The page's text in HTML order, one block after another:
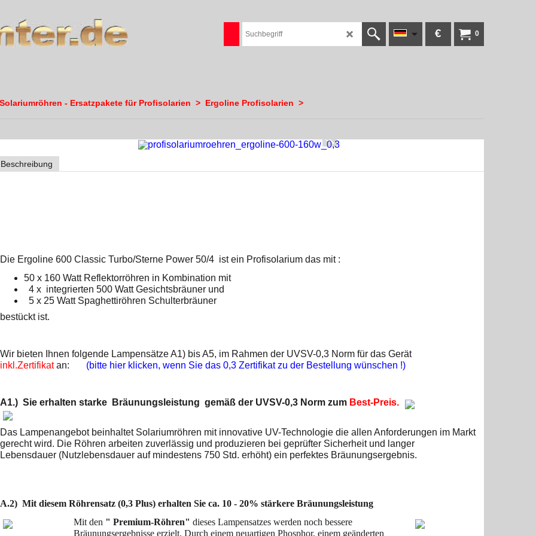
0
€
- Ersatzpakete für Profisolarien > Ergoline Profisolarien >
Beschreibung
Die Ergoline 600 Classic Turbo/Sterne Power 50/4 ist ein Profisolarium das mit :
50 x 160 Watt Reflektorröhren in Kombination mit
4 x integrierten 500 Watt Gesichtsbräuner und
5 x 25 Watt Spaghettiröhren Schulterbräuner
bestückt ist.
Wir bieten Ihnen folgende Lampensätze A1) bis A5, im Rahmen der UVSV-0,3 Norm für das Gerät
inkl.Zertifikatan: (bitte hier klicken, wenn Sie das 0,3 Zertifikat zu der Bestellung wünschen !)
A1.) Sie erhalten starke Bräunungsleistung gemäß der UVSV-0,3 Norm zum Best-Preis.
Das Lampenangebot beinhaltet Solariumröhren mit innovative UV-Technologie die allen Anforderungen im Markt
gerecht wird. Die Röhren arbeiten zuverlässig und produzieren bei geprüfter Sicherheit und langer
Lebensdauer (Nutzlebensdauer auf mindestens 750 Std. erhöht) ein perfektes Bräunungsergebnis.
A.2) Mit diesem Röhrensatz (0,3 Plus) erhalten Sie ca. 10 - 20% stärkere Bräunungsleistung
Mit den " Premium-Röhren" dieses Lampensatzes werden noch bessere
Bräunungsergebnisse erzielt. Durch einem neuartigen Phosphor, einem geänderten